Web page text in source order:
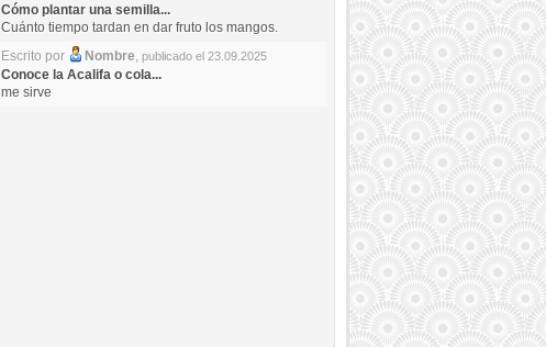
Cómo plantar una semilla...
Cuánto tiempo tardan en dar fruto los mangos.
Escrito por
Nombre, publicado el 23.09.2025
Conoce la Acalifa o cola...
me sirve